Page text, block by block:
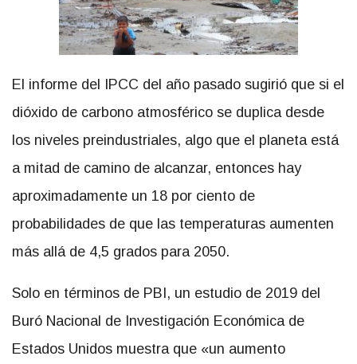
El informe del IPCC del año pasado sugirió que si el
dióxido de carbono atmosférico se duplica desde
los niveles preindustriales, algo que el planeta está
a mitad de camino de alcanzar, entonces hay
aproximadamente un 18 por ciento de
probabilidades de que las temperaturas aumenten
más allá de 4,5 grados para 2050.
Solo en términos de PBI, un estudio de 2019 del
Buró Nacional de Investigación Económica de
Estados Unidos muestra que «un aumento